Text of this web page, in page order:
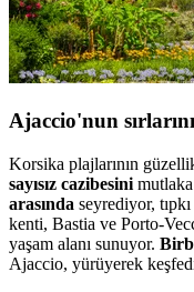
Ajaccio'nun
Korsika plajlarının
sayısız cazibesini
arasında seyrediyor, tıpkı
kenti, Bastia ve Porto-
yaşam alanı sunuyor.
Ajaccio, yürüyerek